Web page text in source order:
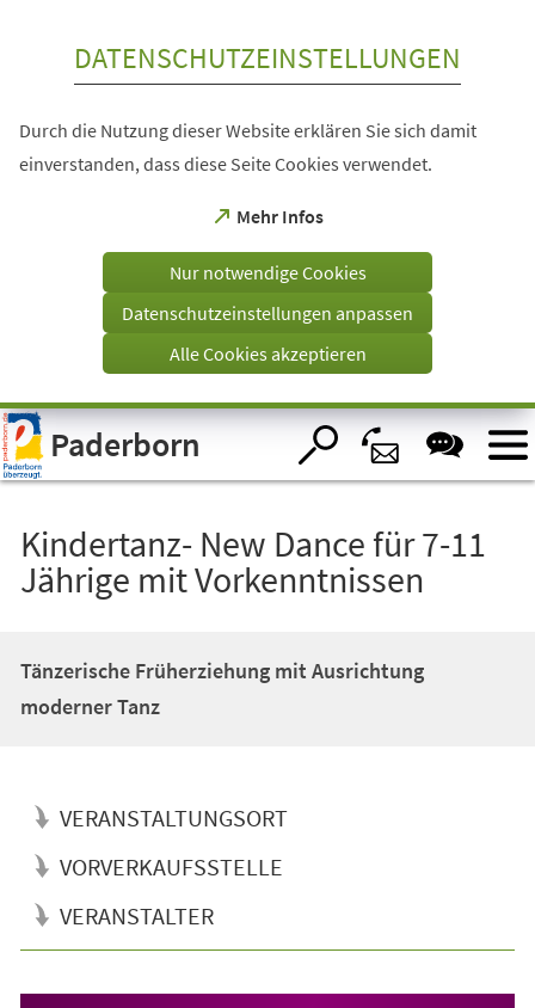
Visuelle
Assistenzsoftware
öffnen.
DATENSCHUTZEINSTELLUNGEN
Durch die Nutzung dieser Website erklären Sie sich damit
einverstanden, dass diese Seite Cookies verwendet.
Mehr Infos
(Öffnet
einem
Tab)
Nur notwendige Cookies
Datenschutzeinstellungen anpassen
Alle Cookies akzeptieren
Paderborn
Kindertanz- New Dance für 7-11
Jährige mit Vorkenntnissen
Tänzerische Früherziehung mit Ausrichtung
moderner Tanz
VERANSTALTUNGSORT
VORVERKAUFSSTELLE
VERANSTALTER